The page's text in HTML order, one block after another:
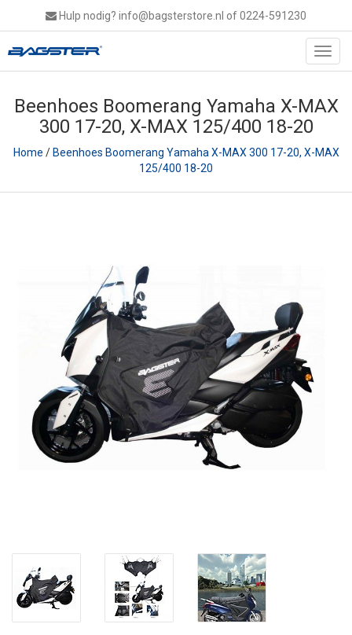
Hulp nodig? info@bagsterstore.nl of 0224-591230
Beenhoes Boomerang Yamaha X-MAX
300 17-20, X-MAX 125/400 18-20
Home /Beenhoes Boomerang Yamaha X-MAX 300 17-20, X-MAX
125/400 18-20